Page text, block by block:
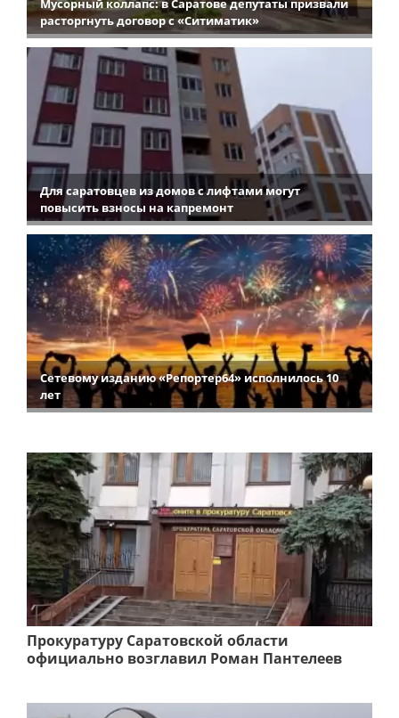
Мусорный коллапс: в Саратове депутаты призвали
расторгнуть договор с «Ситиматик»
Для саратовцев из домов с лифтами могут
повысить взносы на капремонт
Сетевому изданию «Репортер64» исполнилось 10
лет
Прокуратуру Саратовской области
официально возглавил Роман Пантелеев